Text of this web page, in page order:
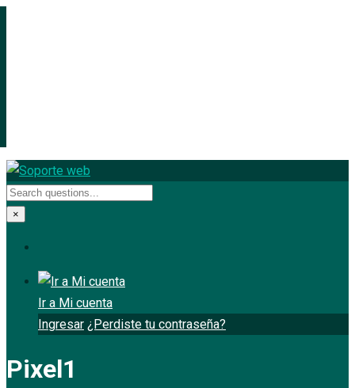
×
Ir a Mi cuenta
Ingresar ¿Perdiste tu contraseña?
Pixel1